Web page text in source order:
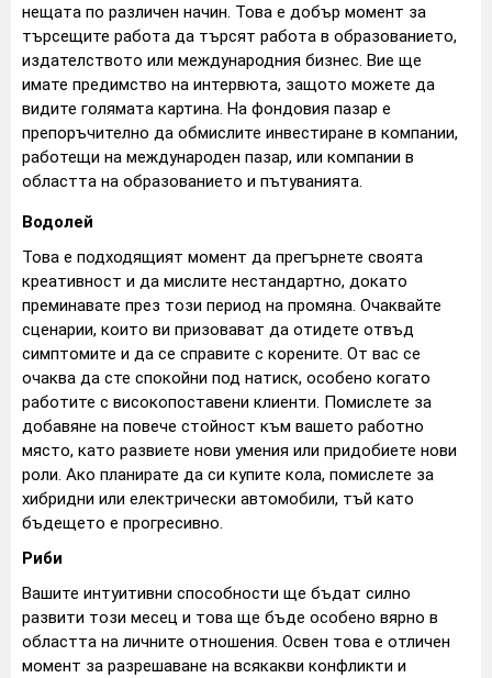
нещата по различен начин. Това е добър момент за
търсещите работа да търсят работа в образованието,
издателството или международния бизнес. Вие ще
имате предимство на интервюта, защото можете да
видите голямата картина. На фондовия пазар е
препоръчително да обмислите инвестиране в компании,
работещи на международен пазар, или компании в
областта на образованието и пътуванията.
Водолей
Това е подходящият момент да прегърнете своята
креативност и да мислите нестандартно, докато
преминавате през този период на промяна. Очаквайте
сценарии, които ви призовават да отидете отвъд
симптомите и да се справите с корените. От вас се
очаква да сте спокойни под натиск, особено когато
работите с високопоставени клиенти. Помислете за
добавяне на повече стойност към вашето работно
място, като развиете нови умения или придобиете нови
роли. Ако планирате да си купите кола, помислете за
хибридни или електрически автомобили, тъй като
бъдещето е прогресивно.
Риби
Вашите интуитивни способности ще бъдат силно
развити този месец и това ще бъде особено вярно в
областта на личните отношения. Освен това е отличен
момент за разрешаване на всякакви конфликти и